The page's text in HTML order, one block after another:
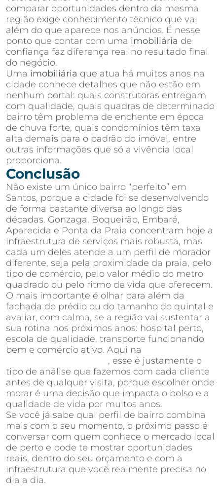
comparar oportunidades dentro da mesma
região exige conhecimento técnico que vai
além do que aparece nos anúncios. É nesse
ponto que contar com uma imobiliária de
confiança faz diferença real no resultado final
do negócio.
Uma imobiliária que atua há muitos anos na
cidade conhece detalhes que não estão em
nenhum portal: quais construtoras entregam
com qualidade, quais quadras de determinado
bairro têm problema de enchente em época
de chuva forte, quais condomínios têm taxa
alta demais para o padrão do imóvel, entre
outras informações que só a vivência local
proporciona.
Conclusão
Não existe um único bairro “perfeito” em
Santos, porque a cidade foi se desenvolvendo
de forma bastante diversa ao longo das
décadas. Gonzaga, Boqueirão, Embaré,
Aparecida e Ponta da Praia concentram hoje a
infraestrutura de serviços mais robusta, mas
cada um deles atende a um perfil de morador
diferente, seja pela proximidade da praia, pelo
tipo de comércio, pelo valor médio do metro
quadrado ou pelo ritmo de vida que oferecem.
O mais importante é olhar para além da
fachada do prédio ou do tamanho do quintal e
avaliar, com calma, se a região vai sustentar a
sua rotina nos próximos anos: hospital perto,
escola de qualidade, transporte funcionando
bem e comércio ativo. Aqui na
, esse é justamente o
tipo de análise que fazemos com cada cliente
antes de qualquer visita, porque escolher onde
morar é uma decisão que impacta o bolso e a
qualidade de vida por muitos anos.
Se você já sabe qual perfil de bairro combina
mais com o seu momento, o próximo passo é
conversar com quem conhece o mercado local
de perto e pode te mostrar oportunidades
reais, dentro do seu orçamento e com a
infraestrutura que você realmente precisa no
dia a dia.